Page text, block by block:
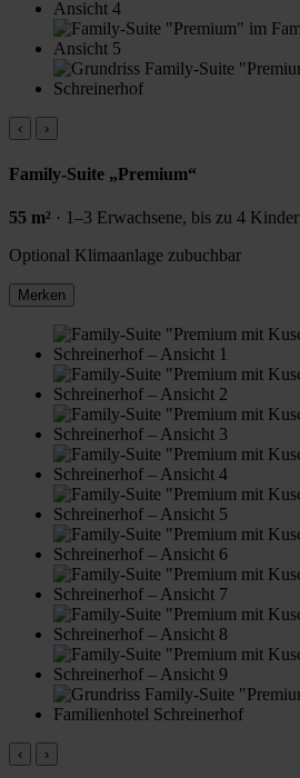
‹ ›
Family-Suite „Premium“
55 m² · 1–3 Erwachsene, bis zu 4 Kinder
Optional Klimaanlage zubuchbar
Merken
‹ ›